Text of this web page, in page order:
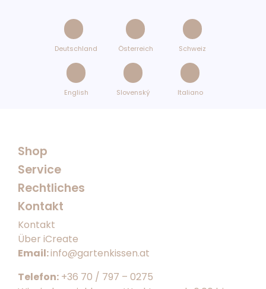
Deutschland Österreich Schweiz
English Slovenský Italiano
Shop
Service
Rechtliches
Kontakt
Kontakt
Über iCreate
Email:info@gartenkissen.at
Telefon: +36 70 / 797 – 0275